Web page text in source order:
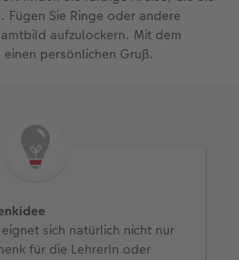
Sie Ringe oder andere
aufzulockern. Mit dem
einen persönlichen Gruß.
sich natürlich nicht nur
für die LehrerIn oder